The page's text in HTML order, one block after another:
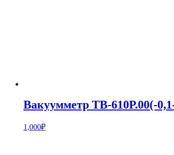
Вакуумметр ТВ-610Р.00(-
1,000₽